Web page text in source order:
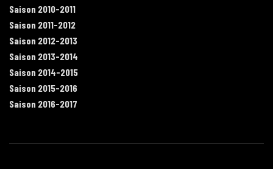
Saison 2010-2011
Saison 2011-2012
Saison 2012-2013
Saison 2013-2014
Saison 2014-2015
Saison 2015-2016
Saison 2016-2017